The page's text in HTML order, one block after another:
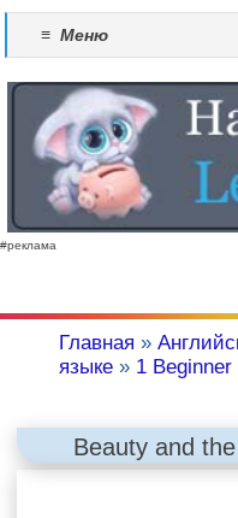
≡ Меню
#реклама
Главная »
языке » 1 Beginner
Beauty and